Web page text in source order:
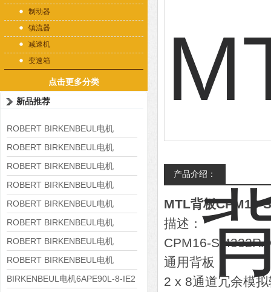
制动器
镇流器
减速机
变速箱
点击更多分类
新品推荐
ROBERT BIRKENBEUL电机
8APE225M-4-IE3
ROBERT BIRKENBEUL电机
8APE180L-4 IE3
ROBERT BIRKENBEUL电机
8APE160M-6 IE3
ROBERT BIRKENBEUL电机
8APE160L-4-IE3
ROBERT BIRKENBEUL电机
8APE112M-6K-IE3
ROBERT BIRKENBEUL电机
8APE100L-2 IE3
ROBERT BIRKENBEUL电机
8APE90S-4 IE3
ROBERT BIRKENBEUL电机
8APE80M-2K-IE3
BIRKENBEUL电机6APE90L-8-IE2
产品介绍：
MTL背板CPM16-
描述：
CPM16-
通用背板
2 x 8通道冗余模